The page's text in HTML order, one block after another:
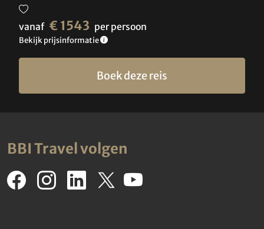
vanaf € 1543 per persoon
Bekijk prijsinformatie
Boek deze reis
BBI Travel volgen